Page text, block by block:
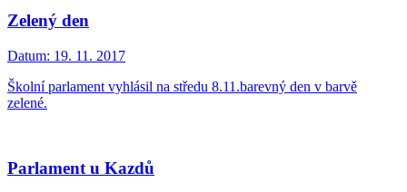
Zelený den
Datum: 19. 11. 2017
Školní parlament vyhlásil na středu 8.11.barevný den v barvě
zelené.
Parlament u Kazdů